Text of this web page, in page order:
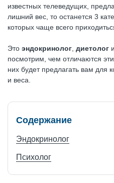
известных телеведущих,
лишний вес, то останется 3
которых чаще всего
Это эндокринолог диетолог и
посмотрим, чем отличаются
них будет предлагать вам для
и веса.
Содержание
Эндокринолог
Психолог